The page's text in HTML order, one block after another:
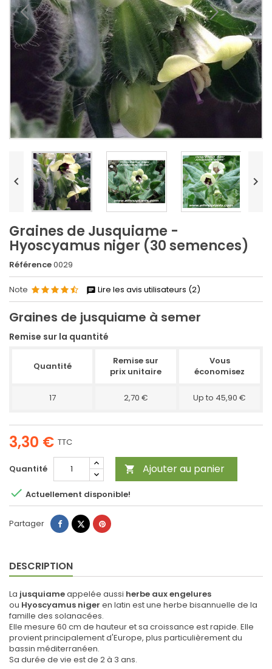
 
Graines de Jusquiame -
Hyoscyamus niger (30 semences)
Référence0029
Note Lire les avis utilisateurs (2)
Graines de jusquiame à semer
Remise sur la quantité
Quantité
Remise sur
prix unitaire
Vous
économisez
17 2,70 € Up to 45,90 €
3,30 € TTC
Quantité  Ajouter au panier
 Actuellement disponible!
Partager PartagerTweetPinterest
DESCRIPTION
La jusquiameappelée aussi herbe aux engelures
ou Hyoscyamus niger en latin est une herbe bisannuelle de la
famille des solanacées.
Elle mesure 60 cm de hauteur et sa croissance est rapide. Elle
provient principalement d'Europe, plus particulièrement du
bassin méditerranéen.
Sa durée de vie est de 2 à 3 ans.